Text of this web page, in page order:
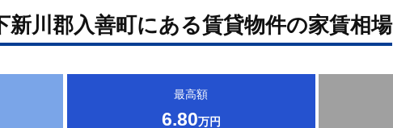
新川郡入善町にある賃貸物件の家賃相場
最高額
6.80万円